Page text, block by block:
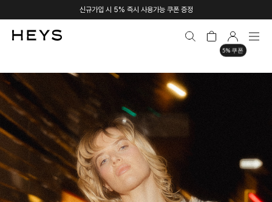
신규가입 시 5% 즉시 사용가능 쿠폰 증정
5% 쿠폰